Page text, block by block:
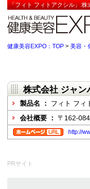
「フィト フィトアクシル」:
健康美容EXPO：TOP > 美容・
株式会社 ジャン
製品名 ： フィト フィ
会社概要 ： 〒162-
http://
PRサイト